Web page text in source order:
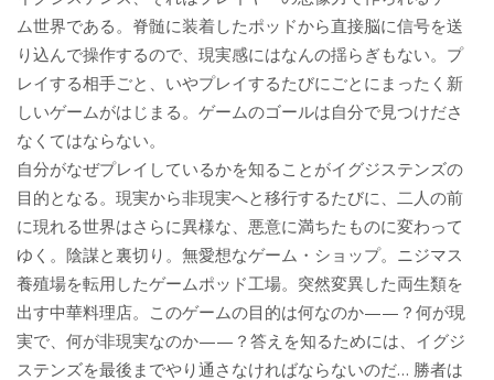
ム世界である。脊髄に装着したポッドから直接脳に信号を送
り込んで操作するので、現実感にはなんの揺らぎもない。プ
レイする相手ごと、いやプレイするたびにごとにまったく新
しいゲームがはじまる。ゲームのゴールは自分で見つけださ
なくてはならない。
自分がなぜプレイしているかを知ることがイグジステンズの
目的となる。現実から非現実へと移行するたびに、二人の前
に現れる世界はさらに異様な、悪意に満ちたものに変わって
ゆく。陰謀と裏切り。無愛想なゲーム・ショップ。ニジマス
養殖場を転用したゲームポッド工場。突然変異した両生類を
出す中華料理店。このゲームの目的は何なのか——？何が現
実で、何が非現実なのか——？答えを知るためには、イグジ
ステンズを最後までやり通さなければならないのだ… 勝者は